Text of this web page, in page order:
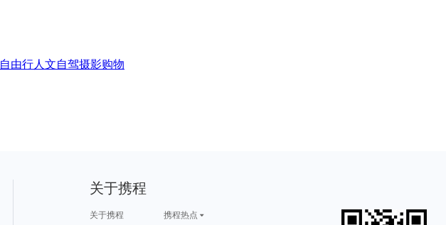
自由行人文自驾摄影购物
关于携程
关于携程
携程热点